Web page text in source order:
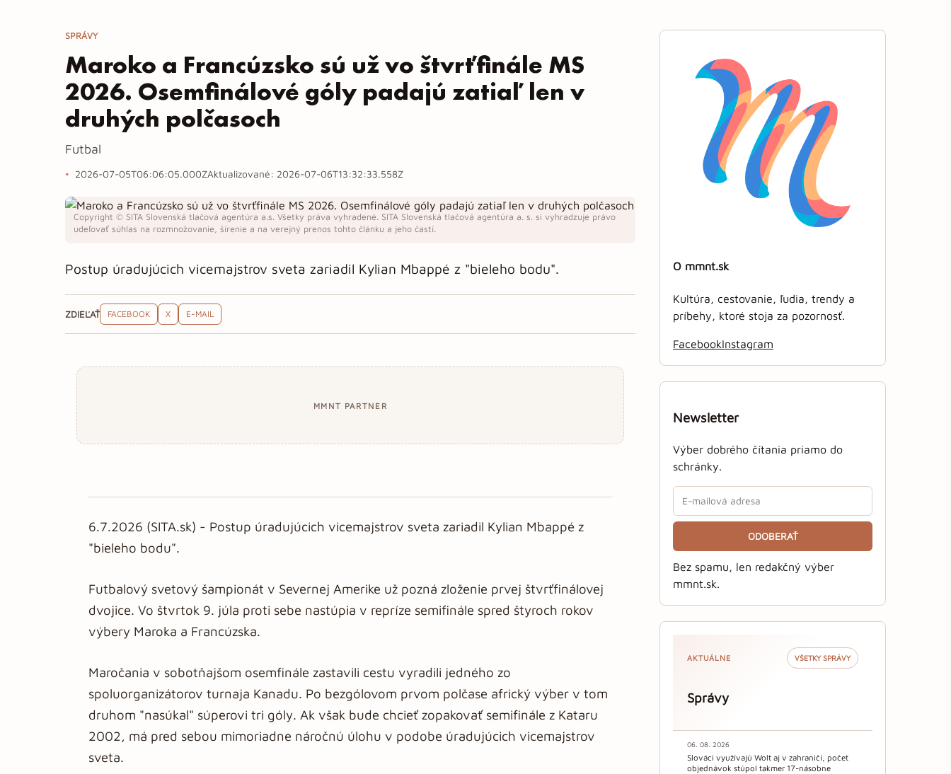
SPRÁVY
Maroko a Francúzsko sú už vo štvrťfinále MS
2026. Osemfinálové góly padajú zatiaľ len v
druhých polčasoch
Futbal
2026-07-05T06:06:05.000ZAktualizované: 2026-07-06T13:32:33.558Z
Copyright © SITA Slovenská tlačová agentúra a.s. Všetky práva vyhradené. SITA Slovenská tlačová agentúra a. s. si vyhradzuje právo
udeľovať súhlas na rozmnožovanie, šírenie a na verejný prenos tohto článku a jeho častí.
Postup úradujúcich vicemajstrov sveta zariadil Kylian Mbappé z "bieleho bodu".
ZDIEĽAŤ FACEBOOK X E-MAIL
MMNT PARTNER
6.7.2026 (SITA.sk) - Postup úradujúcich vicemajstrov sveta zariadil Kylian Mbappé z
"bieleho bodu".
Futbalový svetový šampionát v Severnej Amerike už pozná zloženie prvej štvrťfinálovej
dvojice. Vo štvrtok 9. júla proti sebe nastúpia v repríze semifinále spred štyroch rokov
výbery Maroka a Francúzska.
Maročania v sobotňajšom osemfinále zastavili cestu vyradili jedného zo
spoluorganizátorov turnaja Kanadu. Po bezgólovom prvom polčase africký výber v tom
druhom "nasúkal" súperovi tri góly. Ak však bude chcieť zopakovať semifinále z Kataru
2002, má pred sebou mimoriadne náročnú úlohu v podobe úradujúcich vicemajstrov
sveta.
O mmnt.sk
Kultúra, cestovanie, ľudia, trendy a
príbehy, ktoré stoja za pozornosť.
FacebookInstagram
Newsletter
Výber dobrého čítania priamo do
schránky.
ODOBERAŤ
Bez spamu, len redakčný výber
mmnt.sk.
AKTUÁLNE VŠETKY SPRÁVY
Správy
06. 08. 2026
Slováci využívajú Wolt aj v zahraničí, počet
objednávok stúpol takmer 17-násobne